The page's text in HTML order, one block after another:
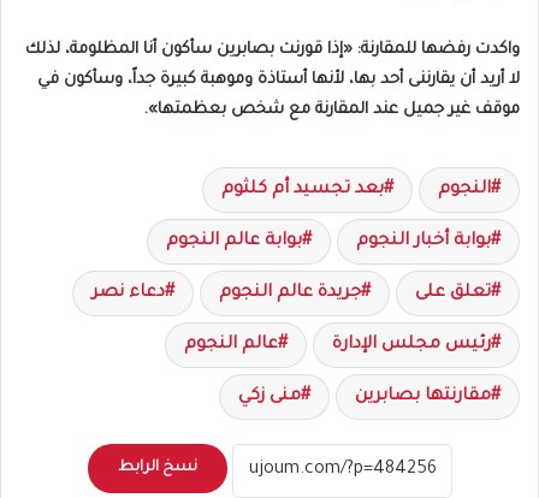
واكدت رفضها للمقارنة: «إذا قورنت بصابرين سأكون أنا المظلومة، لذلك
لا أريد أن يقارننى أحد بها، لأنها أستاذة وموهبة كبيرة جداً، وسأكون في
موقف غير جميل عند المقارنة مع شخص بعظمتها».
النجوم بعد تجسيد أم كلثوم
بوابة أخبار النجوم بوابة عالم النجوم
تعلق على جريدة عالم النجوم دعاء نصر
رئيس مجلس الإدارة عالم النجوم
مقارنتها بصابرين منى زكي
نسخ الرابط